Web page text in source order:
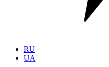
RU
UA